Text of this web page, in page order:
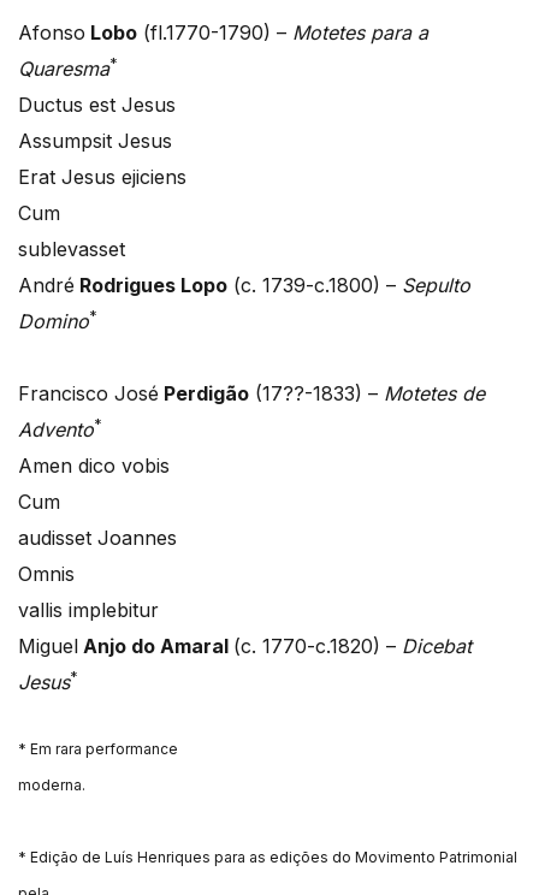
Afonso Lobo (fl.1770-1790) – Motetes para a
Quaresma*
Ductus est Jesus
Assumpsit Jesus
Erat Jesus ejiciens
Cum
sublevasset
André Rodrigues Lopo (c. 1739-c.1800) – Sepulto
Domino*
Francisco José Perdigão (17??-1833) – Motetes de
Advento*
Amen dico vobis
Cum
audisset Joannes
Omnis
vallis implebitur
Miguel Anjo do Amaral (c. 1770-c.1820) – Dicebat
Jesus*
* Em rara performance
moderna.
* Edição de Luís Henriques para as edições do Movimento Patrimonial